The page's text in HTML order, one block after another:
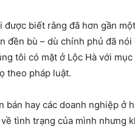
được biết rằng đã hơn gần
đền bù – dù chính phủ đã
tôi có mặt ở Lộc Hà với
theo pháp luật.
bán hay các doanh nghiệp ở
tình trạng của mình nhưng